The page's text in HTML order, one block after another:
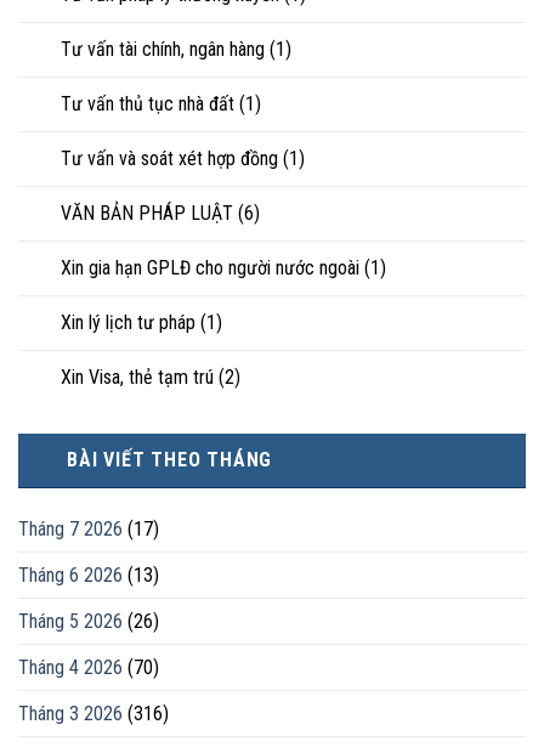
Tư vấn tài chính, ngân hàng (1)
Tư vấn thủ tục nhà đất (1)
Tư vấn và soát xét hợp đồng (1)
VĂN BẢN PHÁP LUẬT (6)
Xin gia hạn GPLĐ cho người nước ngoài (1)
Xin lý lịch tư pháp (1)
Xin Visa, thẻ tạm trú (2)
BÀI VIẾT THEO THÁNG
Tháng 7 2026 (17)
Tháng 6 2026 (13)
Tháng 5 2026 (26)
Tháng 4 2026 (70)
Tháng 3 2026 (316)